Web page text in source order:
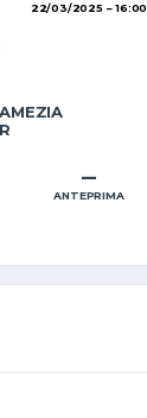
22/03/2025 16:00
–
ANTEPRIMA